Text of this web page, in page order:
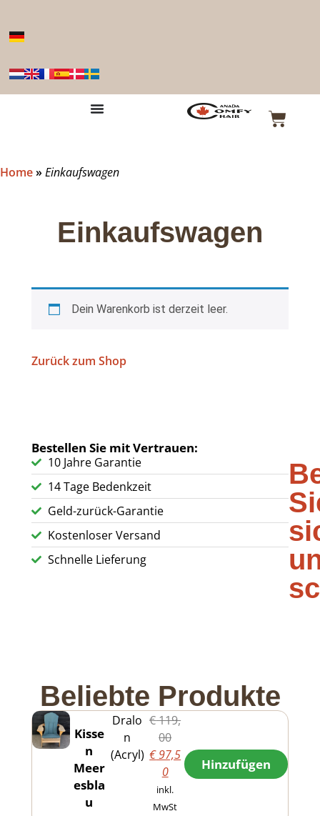
Home»Einkaufswagen
Einkaufswagen
Dein Warenkorb ist derzeit leer.
Zurück zum Shop
Bestellen Sie mit Vertrauen:
10 Jahre Garantie
14 Tage Bedenkzeit
Geld-zurück-Garantie
Kostenloser Versand
Schnelle Lieferung
Beliebte Produkte
Kisse
n
Meer
esbla
u
Dralo
n
(Acryl)
€119,
00
€97,5
0
inkl.
MwSt
Hinzufügen